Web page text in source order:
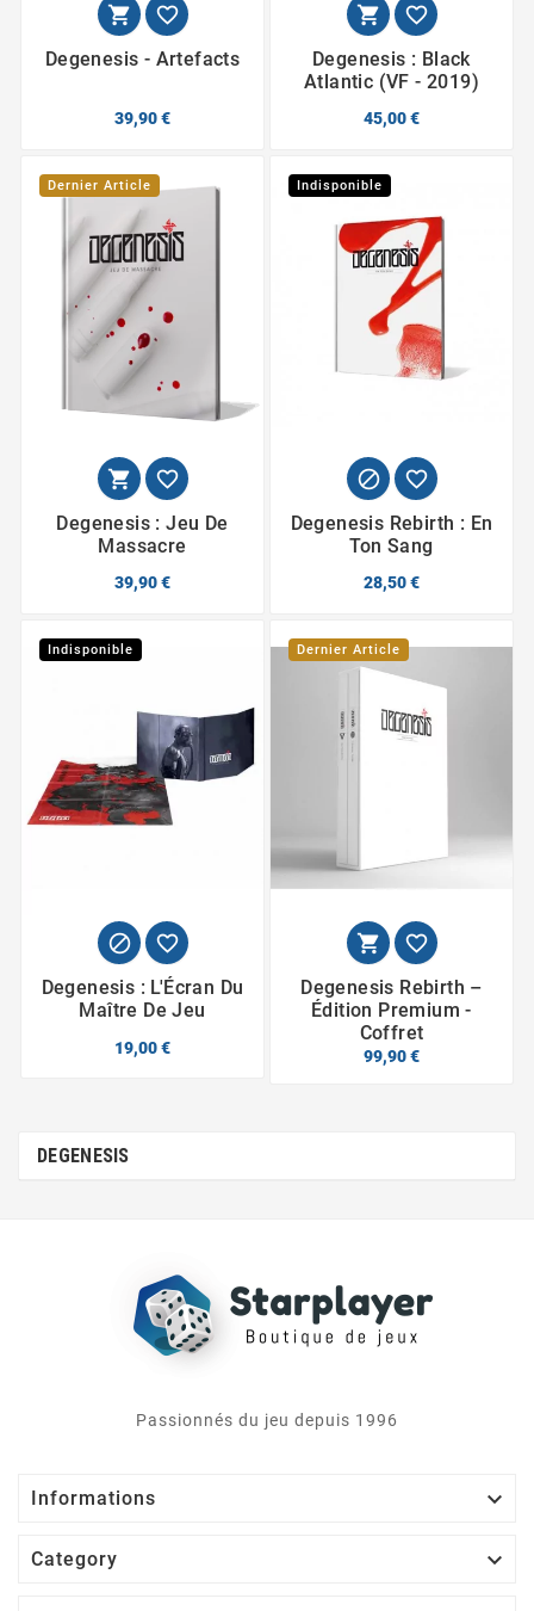
 
Degenesis - Artefacts
39,90 €
 
Degenesis : Black
Atlantic (VF - 2019)
45,00 €
Dernier Article
 
Degenesis : Jeu De
Massacre
39,90 €
Indisponible
 
Degenesis Rebirth : En
Ton Sang
28,50 €
Indisponible
 
Degenesis : L'Écran Du
Maître De Jeu
19,00 €
Dernier Article
 
Degenesis Rebirth –
Édition Premium -
Coffret
99,90 €
DEGENESIS
Passionnés du jeu depuis 1996
Informations 
Category 